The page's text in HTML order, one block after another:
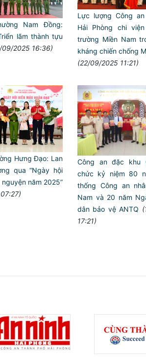
Nam Đồng:
lãm thành tựu
09/2025 16:36)
Lực lượng Công
Hải Phòng chi
trường Miền Nam
kháng chiến chống
(22/09/2025 11:21)
Hưng Đạo: Lan
qua “Ngày hội
năm 2025”
Công an đặc khu
chức kỷ niệm 80
thống Công an
Nam và 20 năm
dân bảo vệ ANTQ
17:21)